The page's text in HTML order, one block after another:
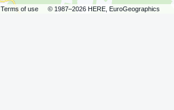
Terms of use © 1987–2026 HERE, EuroGeographics